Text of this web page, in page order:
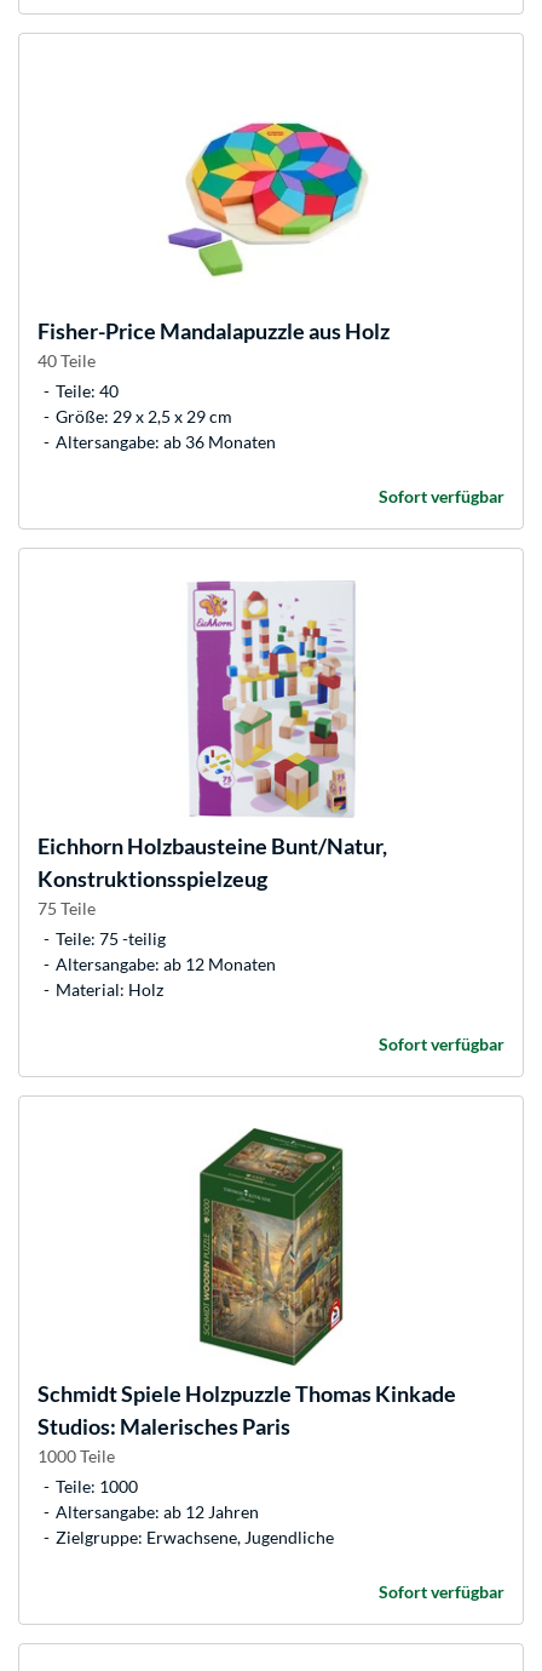
Fisher-Price Mandalapuzzle aus Holz
40 Teile
Teile: 40
Größe: 29 x 2,5 x 29 cm
Altersangabe: ab 36 Monaten
Sofort verfügbar
EichhornHolzbausteine Bunt/Natur,
Konstruktionsspielzeug
75 Teile
Teile: 75 -teilig
Altersangabe: ab 12 Monaten
Material: Holz
Sofort verfügbar
Schmidt Spiele Holzpuzzle Thomas Kinkade
Studios: Malerisches Paris
1000 Teile
Teile: 1000
Altersangabe: ab 12 Jahren
Zielgruppe: Erwachsene, Jugendliche
Sofort verfügbar